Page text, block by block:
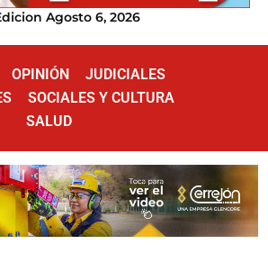
Agosto 6, 2026
OPINIÓN
JUDICIALES
SOCIALES Y CULTURA
SALUD